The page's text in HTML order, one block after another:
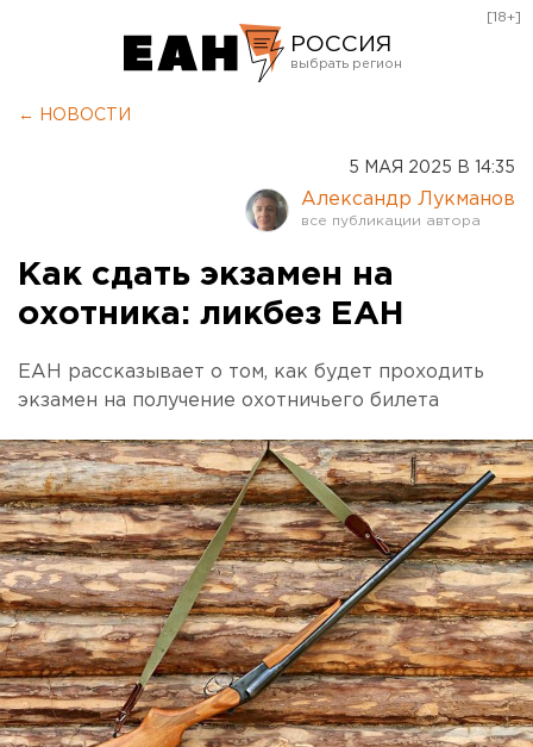
РОССИЯ
Оренбург
[18+]
← НОВОСТИ
5 МАЯ 2025 В 14:35
Александр Лукманов
Как сдать экзамен на
охотника: ликбез ЕАН
ЕАН рассказывает о том, как будет проходить
экзамен на получение охотничьего билета